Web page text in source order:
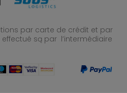
par carte de crédit et par
są par l’intermédiaire